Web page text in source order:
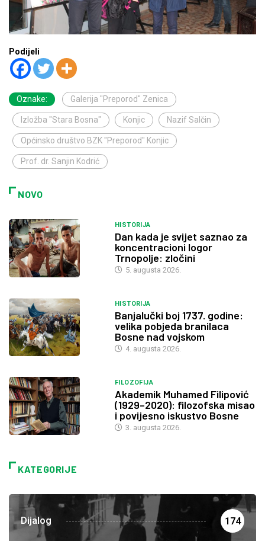
Podijeli
Oznake: Galerija "Preporod" Zenica
Izložba "Stara Bosna" Konjic Nazif Salčin
Općinsko društvo BZK "Preporod" Konjic
Prof. dr. Sanjin Kodrić
NOVO
HISTORIJA
Dan kada je svijet saznao za
koncentracioni logor
Trnopolje: zločini
5. augusta 2026.
HISTORIJA
Banjalučki boj 1737. godine:
velika pobjeda branilaca
Bosne nad vojskom
4. augusta 2026.
FILOZOFIJA
Akademik Muhamed Filipović
(1929–2020): filozofska misao
i povijesno iskustvo Bosne
3. augusta 2026.
KATEGORIJE
Dijalog 174